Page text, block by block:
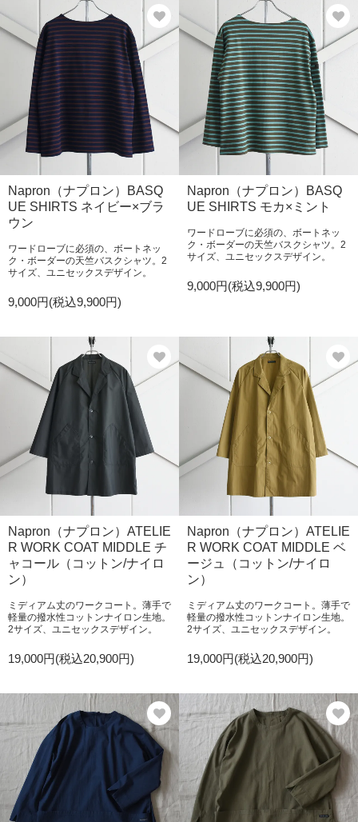
Napron（ナプロン）BASQ
UE SHIRTS ネイビー×ブラ
ウン
ワードローブに必須の、ボートネッ
ク・ボーダーの天竺バスクシャツ。2
サイズ、ユニセックスデザイン。
9,000円(税込9,900円)
Napron（ナプロン）BASQ
UE SHIRTS モカ×ミント
ワードローブに必須の、ボートネッ
ク・ボーダーの天竺バスクシャツ。2
サイズ、ユニセックスデザイン。
9,000円(税込9,900円)
Napron（ナプロン）ATELIE
R WORK COAT MIDDLE チ
ャコール（コットン/ナイロ
ン）
ミディアム丈のワークコート。薄手で
軽量の撥水性コットンナイロン生地。
2サイズ、ユニセックスデザイン。
19,000円(税込20,900円)
Napron（ナプロン）ATELIE
R WORK COAT MIDDLE ベ
ージュ（コットン/ナイロ
ン）
ミディアム丈のワークコート。薄手で
軽量の撥水性コットンナイロン生地。
2サイズ、ユニセックスデザイン。
19,000円(税込20,900円)